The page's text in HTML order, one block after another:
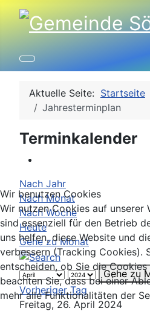
Aktuelle Seite: Startseite
Jahresterminplan
Terminkalender
Nach Jahr
Nach Monat
Nach Woche
Heute
Gehe zu Monat
Gehe zu
Vorheriger Tag
Freitag, 26. April 2024
Wir benutzen Cookies
Wir nutzen Cookies auf unserer
sind essenziell für den Betrieb
uns helfen, diese Website und
verbessern (Tracking Cookies).
entscheiden, ob Sie die
beachten Sie, dass bei einer
mehr alle Funktionalitäten der